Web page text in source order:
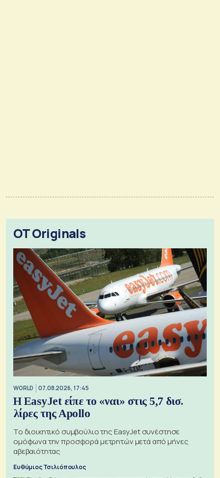
OT Originals
WORLD 07.08.2026, 17:45
Η EasyJet είπε το «ναι» στις 5,7 δισ.
λίρες της Apollo
Το διοικητικό συμβούλιο της EasyJet συνέστησε
ομόφωνα την προσφορά μετρητών μετά από μήνες
αβεβαιότητας
Ευθύμιος Τσιλιόπουλος